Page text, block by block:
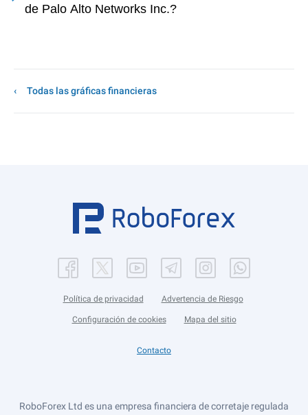
de Palo Alto Networks Inc.?
Todas las gráficas financieras
Política de privacidad Advertencia de Riesgo
Configuración de cookies Mapa del sitio
Contacto
RoboForex Ltd es una empresa financiera de corretaje regulada